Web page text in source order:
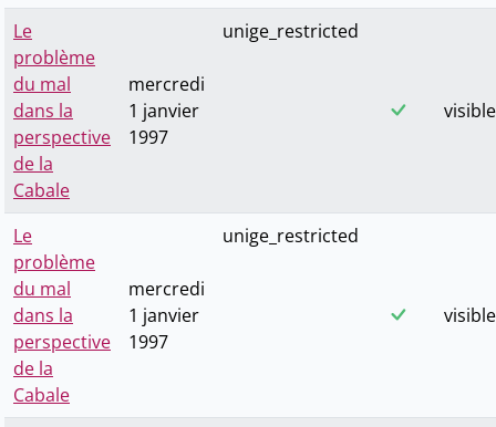
Le
problème
du mal
dans la
perspective
de la
Cabale
mercredi
1 janvier
1997
unige_restricted
visible
Le
problème
du mal
dans la
perspective
de la
Cabale
mercredi
1 janvier
1997
unige_restricted
visible